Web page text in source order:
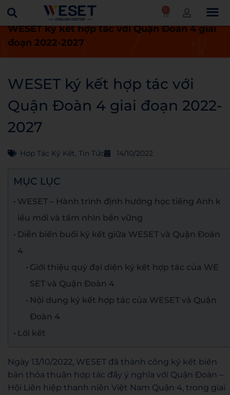
0
Trang chủ Tin tức
Hợp tác ký kết
WESET ký kết hợp tác với Quận Đoàn 4 giai
đoạn 2022-2027
WESET ký kết hợp tác với
Quận Đoàn 4 giai đoạn 2022-
2027
Hợp Tác Ký Kết, Tin Tức 14/10/2022
MỤC LỤC
WESET – Hành trình định hướng học tiếng Anh k
iểu mới và tầm nhìn bền vững
Diễn biến buổi ký kết giữa WESET và Quận Đoàn
4
Giới thiệu quý đại diện ký kết hợp tác của WE
SET và Quận Đoàn 4
Nội dung ký kết hợp tác của WESET và Quận
Đoàn 4
Lời kết
Ngày 13/10/2022, WESET đã thành công ký kết biên
bản thỏa thuận hợp tác đầy ý nghĩa với Quận Đoàn –
Hội Liên hiệp thanh niên Việt Nam Quận 4, trong giai